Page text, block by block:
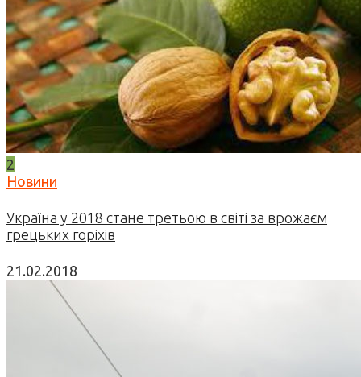
2
Новини
Україна у 2018 стане третьою в світі за врожаєм
грецьких горіхів
21.02.2018